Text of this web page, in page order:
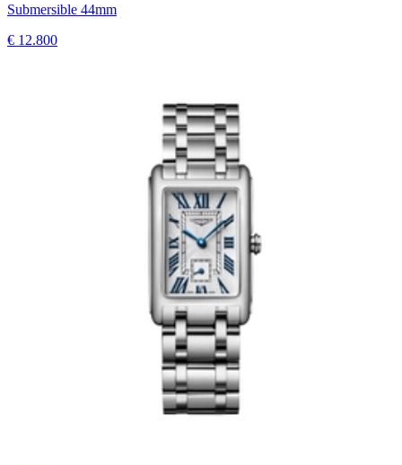
Submersible 44mm
€ 12.800